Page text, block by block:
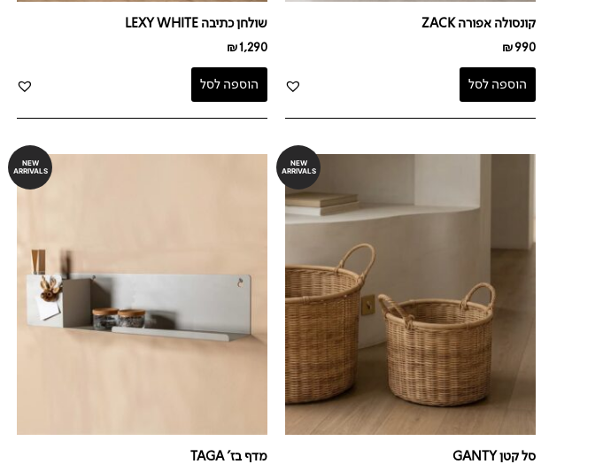
קונסולה אפורה ZACK
₪990
הוספה לסל
שולחן כתיבה LEXY WHITE
₪1,290
הוספה לסל
NEW
ARRIVALS
סל קטן GANTY
NEW
ARRIVALS
מדף בז' TAGA